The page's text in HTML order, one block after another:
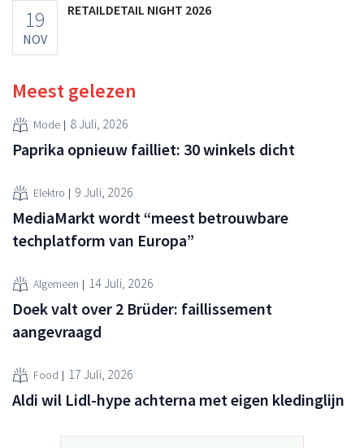
19
NOV
RETAILDETAIL NIGHT 2026
Meest gelezen
Mode 8 Juli, 2026
Paprika opnieuw failliet: 30 winkels dicht
Elektro 9 Juli, 2026
MediaMarkt wordt “meest betrouwbare
techplatform van Europa”
Algemeen 14 Juli, 2026
Doek valt over 2 Brüder: faillissement
aangevraagd
Food 17 Juli, 2026
Aldi wil Lidl-hype achterna met eigen kledinglijn